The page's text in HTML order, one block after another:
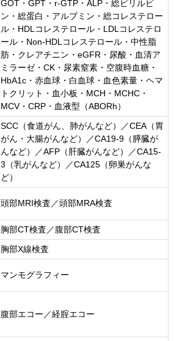
GOT・GPT・r-GTP・ALP・総ビリルビ
ン・総蛋白・アルブミン・総コレステロー
ル・HDLコレステロール・LDLコレステロ
ール・Non-HDLコレステロール・中性脂
肪・クレアチニン・eGFR・尿酸・血清ア
ミラーゼ・CK・尿素窒素・空腹時血糖・
HbA1c・赤血球・白血球・血色素量・ヘマ
トクリット・血小板・MCH・MCHC・
MCV・CRP・血液型（ABORh）
SCC（食道がん、肺がんなど）／CEA（胃
がん・大腸がんなど）／CA19-9（膵臓が
んなど）／AFP（肝臓がんなど）／CA15-
3（乳がんなど）／CA125（卵巣がんな
ど）
頭部MRI検査／頭部MRA検査
胸部CT検査／腹部CT検査
胸部X線検査
マンモグラフィー
腹部エコー／経腟エコー